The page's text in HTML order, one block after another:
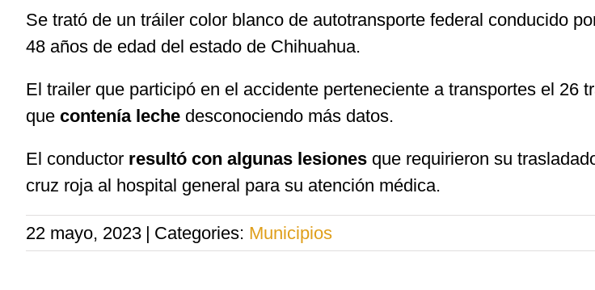
Se trató de un tráiler color blanco de autotransporte federal conducido
48 años de edad del estado de Chihuahua.
El trailer que participó en el accidente perteneciente a transportes el 26
que contenía leche desconociendo más datos.
El conductor resultó con algunas lesiones que requirieron su
cruz roja al hospital general para su atención médica.
22 mayo, 2023 | Categories: Municipios